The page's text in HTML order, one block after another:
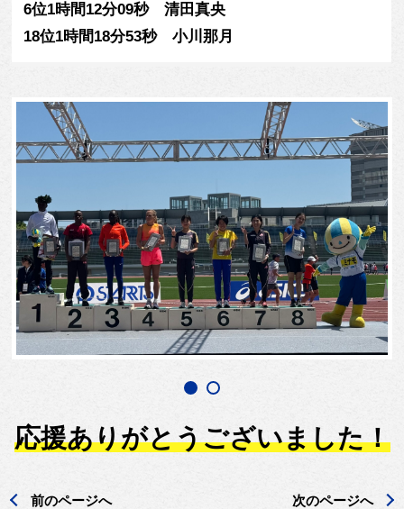
6位1時間12分09秒 清田真央
18位1時間18分53秒 小川那月
応援ありがとうございました！
前のページへ 次のページへ